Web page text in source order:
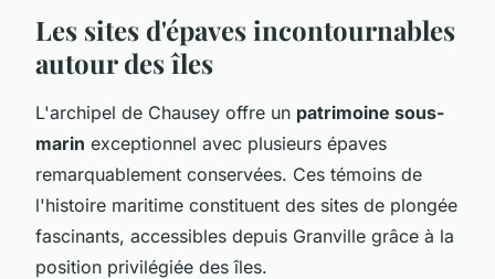
Les sites d'épaves incontournables
autour des îles
L'archipel de Chausey offre un patrimoine sous-
marin exceptionnel avec plusieurs épaves
remarquablement conservées. Ces témoins de
l'histoire maritime constituent des sites de plongée
fascinants, accessibles depuis Granville grâce à la
position privilégiée des îles.